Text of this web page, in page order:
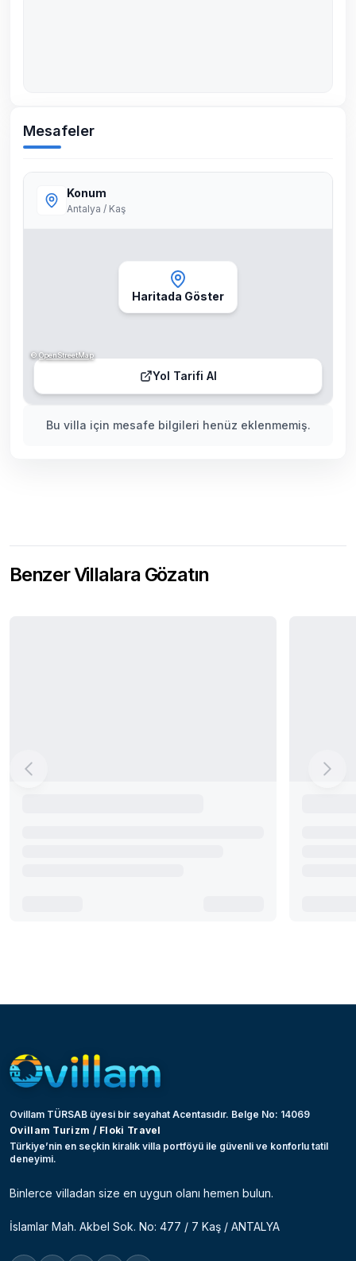
Mesafeler
Bu villa için mesafe bilgileri henüz eklenmemiş.
Konum
Antalya / Kaş
Haritada Göster
Yol Tarifi Al
©OpenStreetMap
Benzer Villalara Gözatın
Ovillam TÜRSAB üyesi bir seyahat Acentasıdır. Belge No: 14069
Ovillam Turizm / Floki Travel
Türkiye’nin en seçkin kiralık villa portföyü ile güvenli ve konforlu tatil
deneyimi.
Binlerce villadan size en uygun olanı hemen bulun.
İslamlar Mah. Akbel Sok. No: 477 / 7 Kaş / ANTALYA